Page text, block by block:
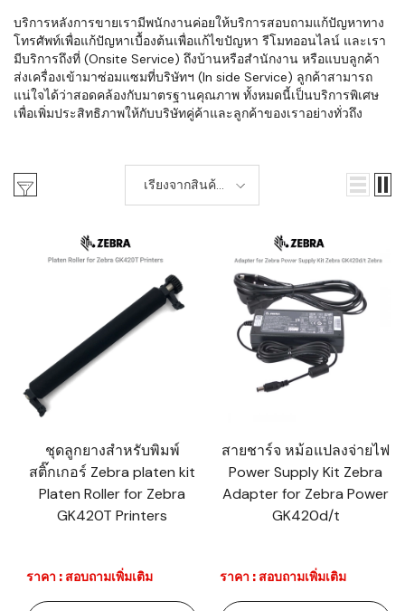
บริการหลังการขายเรามีพนักงานค่อยให้บริการสอบถามแก้ปัญหาทาง
โทรศัพท์เพื่อแก้ปัญหาเบื้องต้นเพื่อแก้ไขปัญหา รีโมทออนไลน์ และเรา
มีบริการถึงที่ (Onsite Service) ถึงบ้านหรือสำนักงาน หรือแบบลูกค้า
ส่งเครื่องเข้ามาซ่อมแซมที่บริษัทฯ (In side Service) ลูกค้าสามารถ
แน่ใจได้ว่าสอดคล้องกับมาตรฐานคุณภาพ ทั้งหมดนี้เป็นบริการพิเศษ
เพื่อเพิ่มประสิทธิภาพให้กับบริษัทคู่ค้าและลูกค้าของเราอย่างทั่วถึง
เรียงจากสินค้า
ใหม่-เก่า
ชุดลูกยางสำหรับพิมพ์
สติ๊กเกอร์ Zebra platen kit
Platen Roller for Zebra
GK420T Printers
ราคา : สอบถามเพิ่มเติม
สายชาร์จ หม้อแปลงจ่ายไฟ
Power Supply Kit Zebra
Adapter for Zebra Power
GK420d/t
ราคา : สอบถามเพิ่มเติม